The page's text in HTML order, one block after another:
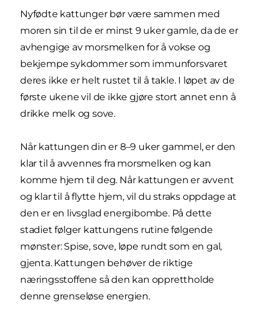
Nyfødte kattunger bør være sammen med
moren sin til de er minst 9 uker gamle, da de er
avhengige av morsmelken for å vokse og
bekjempe sykdommer som immunforsvaret
deres ikke er helt rustet til å takle. I løpet av de
første ukene vil de ikke gjøre stort annet enn å
drikke melk og sove.
Når kattungen din er 8–9 uker gammel, er den
klar til å avvennes fra morsmelken og kan
komme hjem til deg. Når kattungen er avvent
og klar til å flytte hjem, vil du straks oppdage at
den er en livsglad energibombe. På dette
stadiet følger kattungens rutine følgende
mønster: Spise, sove, løpe rundt som en gal,
gjenta. Kattungen behøver de riktige
næringsstoffene så den kan opprettholde
denne grenseløse energien.